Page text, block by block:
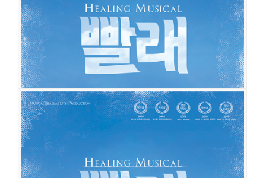
출연진
홍지희홍광호이준혁 배두훈 노희찬
조민정
김국희 양미경 정지호정재원김지훈 한상욱심규현 이예지김유
정윤사봉 김여진강지혜 배승길장이주 이태오
빨래
공연일시
2015-06-16 ~ 2016-02-28
공연장
동양예술극장 1관
출연진
이지숙
이성욱
한우열
김아영 김대곤심우성조훈이태오김유정이예지